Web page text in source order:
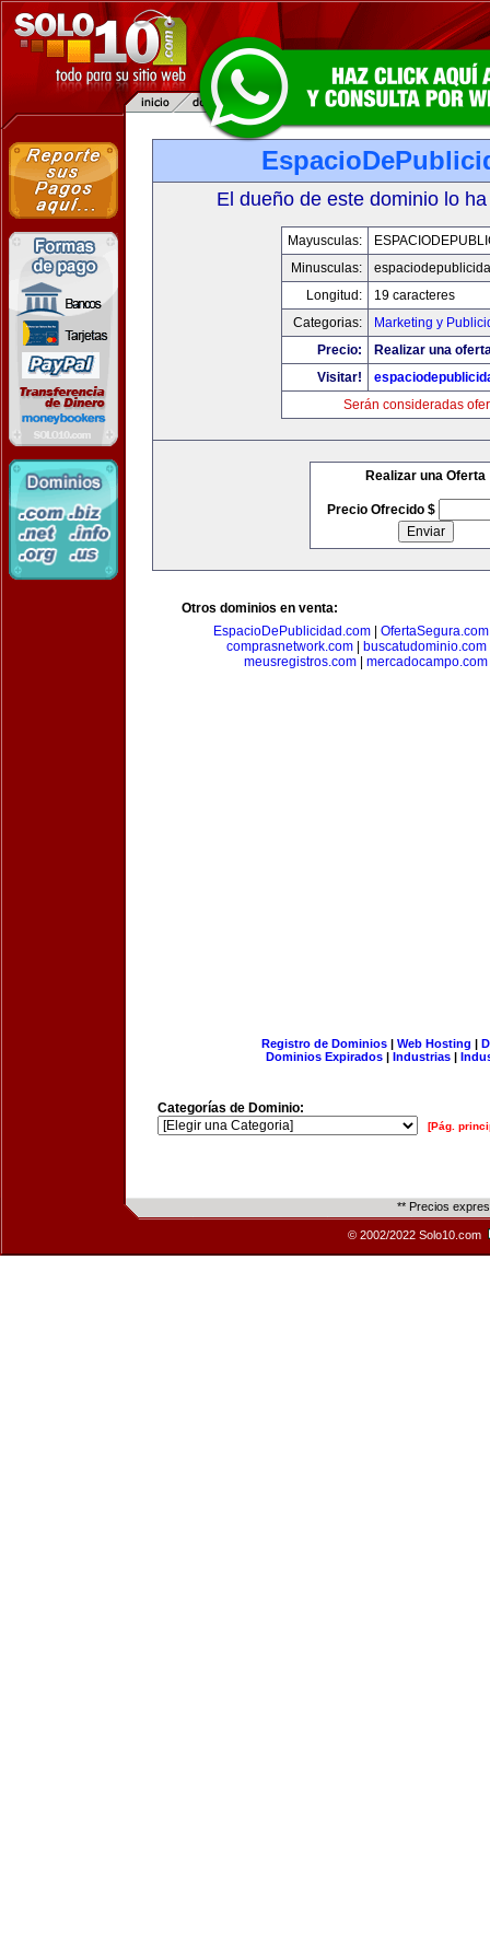
El dueño de este dominio lo
Mayusculas:
Minusculas:
Longitud:
19 caracteres
Categorias:
Marketing y
Precio:
Realizar una
Visitar!
Serán consideradas
Realizar una Oferta
Precio Ofrecido $
Otros dominios en venta:
EspacioDePublicidad.com| OfertaSegura.com
comprasnetwork.com
buscatudominio.com
meusregistros.com
mercadocampo.com
Registro de Dominios| Web Hosting |
Dominios Expirados | Industrias |
Categorías de Dominio:
[Pág.
** Precios
© 2002/2022 Solo10.com